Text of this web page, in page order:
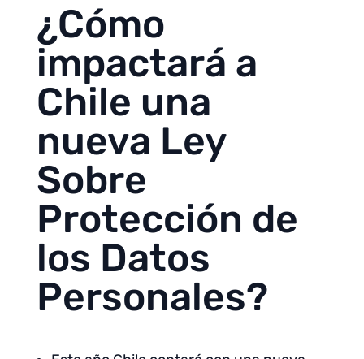
¿Cómo
impactará a
Chile una
nueva Ley
Sobre
Protección de
los Datos
Personales?